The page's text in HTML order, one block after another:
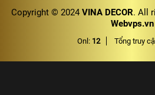
Copyright © 2024 VINA DECOR. All
Webvps.vn
Onl: 12 Tổng truy